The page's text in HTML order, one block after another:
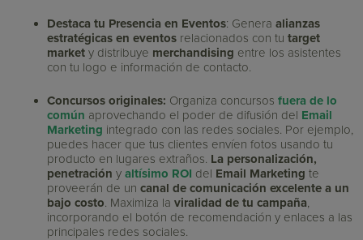
Destaca tu Presencia en Eventos: Generaalianzas
estratégicas en eventos relacionados con tutarget
market y distribuye merchandising entre los asistentes
con tu logo e información de contacto.
Concursos originales: Organiza concursos fuera de lo
común aprovechando el poder de difusión del Email
Marketing integrado con las redes sociales. Por ejemplo,
puedes hacer que tus clientes envíen fotos usando tu
producto en lugares extraños. La personalización,
penetración yaltísimo ROI del Email Marketing te
proveerán de uncanal de comunicación excelente a un
bajo costo. Maximiza laviralidad de tu campaña,
incorporando el botón de recomendación y enlaces a las
principales redes sociales.